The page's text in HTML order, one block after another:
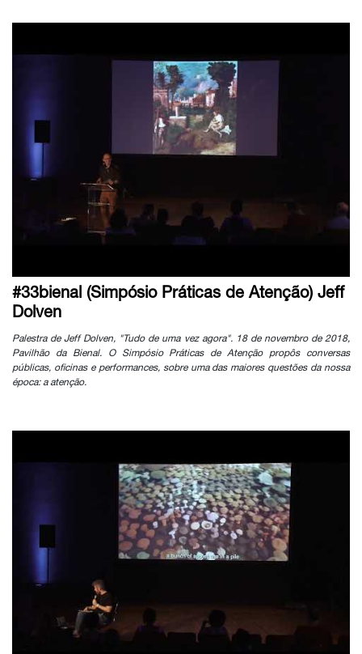
#33bienal (Simpósio Práticas de Atenção) Jeff
Dolven
Palestra de Jeff Dolven, "Tudo de uma vez agora". 18 de novembro de 2018,
Pavilhão da Bienal. O Simpósio Práticas de Atenção propôs conversas
públicas, oficinas e performances, sobre uma das maiores questões da nossa
época: a atenção.